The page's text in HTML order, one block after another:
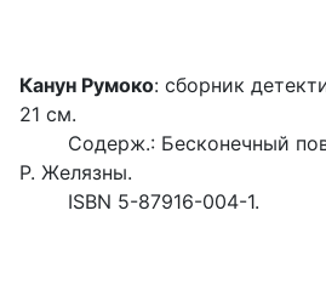
Канун Румоко: cборник
21 см.
Содерж.: Бесконечный
Р. Желязны.
ISBN 5-87916-004-1.